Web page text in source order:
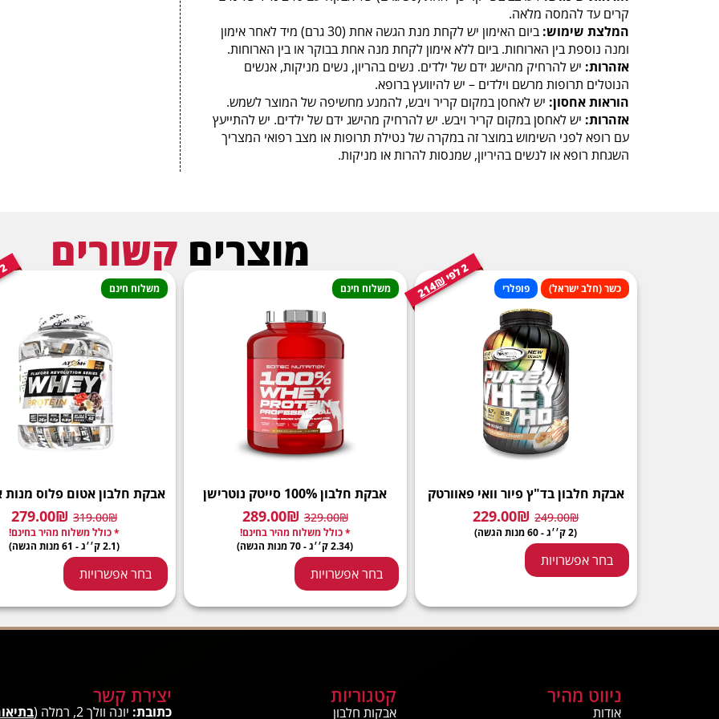
קרים עד להמסה מלאה.
המלצת שימוש:
ביום האימון יש לקחת מנת הגשה אחת (30 גרם) מיד לאחר אימון
ומנה נוספת בין הארוחות. ביום ללא אימון לקחת מנה אחת בבוקר או בין הארוחות.
אזהרות: יש להרחיק מהישג ידם של ילדים. נשים בהריון, נשים מניקות, אנשים
הנוטלים תרופות מרשם וילדים – יש להיוועץ ברופא.
הוראות אחסון: יש לאחסן במקום קריר ויבש, להמנע מחשיפה של המוצר לשמש.
אזהרות: יש לאחסן במקום קריר ויבש. יש להרחיק מהישג ידם של ילדים. יש להתייעץ
עם רופא לפני השימוש במוצר זה במקרה של נטילת תרופות או מצב רפואי המצריך
השגחת רופא או לנשים בהיריון, שמנסות להרות או מניקות.
מוצרים קשורים 2
ל
פ
י
214₪ כשר (חלב ישראל) פופלרי
אבקת חלבון בד"ץ פיור וואי פאוורטק
249.00₪
229.00₪
(2 ק׳׳ג - 60 מנות הגשה)
בחר אפשרויות
משלוח חינם
אבקת חלבון 100% סייטק נוטרישן
329.00₪
289.00₪
* כולל משלוח מהיר בחינם!
(2.34 ק׳׳ג - 70 מנות הגשה)
בחר אפשרויות
משלוח חינם
אבקת חלבון אטום פלוס מנות
319.00₪
279.00₪
* כולל משלוח מהיר בחינם!
(2.1 ק׳׳ג - 61 מנות הגשה)
בחר אפשרויות
ניווט מהיר
אודות
קטגוריות
אבקות חלבון
יצירת קשר
כתובת: יונה וולך 2, רמלה (